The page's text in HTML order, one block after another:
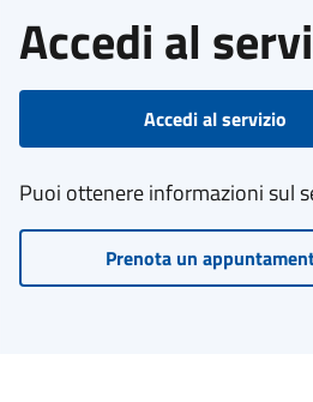
Accedi al
Accedi al servizio
Puoi ottenere informazioni sul
Prenota un